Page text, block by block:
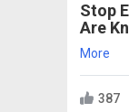
Stop
Are
More
387